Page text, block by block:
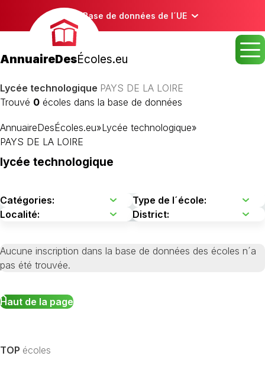
Base de données de l´UE
AnnuaireDesÉcoles.eu
Lycée technologique PAYS DE LA LOIRE
Trouvé 0 écoles dans la base de données
AnnuaireDesÉcoles.eu»Lycée technologique»
PAYS DE LA LOIRE
lycée technologique
Aucune inscription dans la base de données des écoles n´a
pas été trouvée.
Haut de la page
TOP écoles